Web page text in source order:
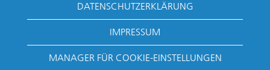
DATENSCHUTZERKLÄRUNG
IMPRESSUM
MANAGER FÜR COOKIE-EINSTELLUNGEN